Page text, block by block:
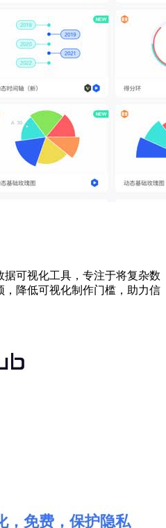
可视化工具，专注于将复杂数
降低可视化制作门槛，助力信